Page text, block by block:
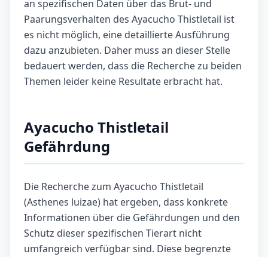
an spezifischen Daten über das Brut- und
Paarungsverhalten des Ayacucho Thistletail ist
es nicht möglich, eine detaillierte Ausführung
dazu anzubieten. Daher muss an dieser Stelle
bedauert werden, dass die Recherche zu beiden
Themen leider keine Resultate erbracht hat.
Ayacucho Thistletail
Gefährdung
Die Recherche zum Ayacucho Thistletail
(Asthenes luizae) hat ergeben, dass konkrete
Informationen über die Gefährdungen und den
Schutz dieser spezifischen Tierart nicht
umfangreich verfügbar sind. Diese begrenzte